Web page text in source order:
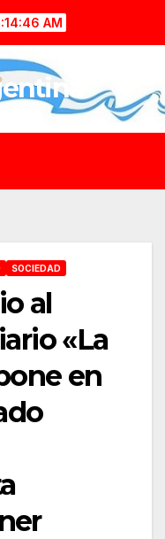
AM
SOCIEDAD
al
«La
en